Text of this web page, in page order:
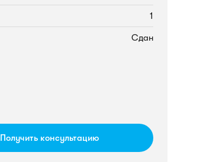
1
Сдан
Получить консультацию